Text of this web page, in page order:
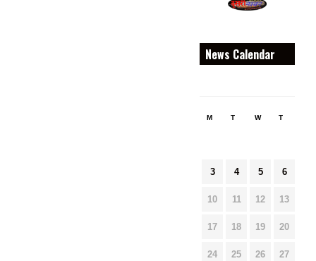
News Calendar
M T W T
3 4 5 6
10 11 12 13
17 18 19 20
24 25 26 27